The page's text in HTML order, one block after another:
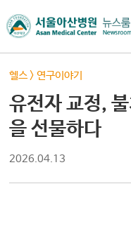
헬스 >연구이야기
유전자 교정,
을 선물하다
2026.04.13